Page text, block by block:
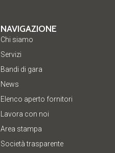
NAVIGAZIONE
Chi siamo
Servizi
Bandi di gara
News
Elenco aperto fornitori
Lavora con noi
Area stampa
Società trasparente